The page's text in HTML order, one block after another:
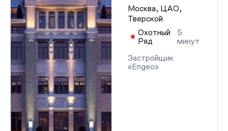
Москва, ЦАО,
Тверской
Охотный
Ряд
5
минут
Застройщик
«Engeo»